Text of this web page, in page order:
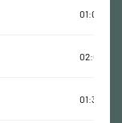
01:00:37
02:07:21
01:38:43